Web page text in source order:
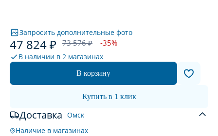
Запросить дополнительные фото
47 824 ₽ 73 576 ₽ -35%
В наличии в 2 магазинах
В корзину
Купить в 1 клик
Доставка Омск
Наличие в магазинах